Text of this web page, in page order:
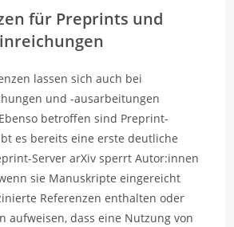
für Preprints und
lassen sich auch bei
und -ausarbeitungen
betroffen sind Preprint-
es bereits eine erste deutliche
Server arXiv sperrt Autor:innen
sie Manuskripte eingereicht
Referenzen enthalten oder
aufweisen, dass eine Nutzung von